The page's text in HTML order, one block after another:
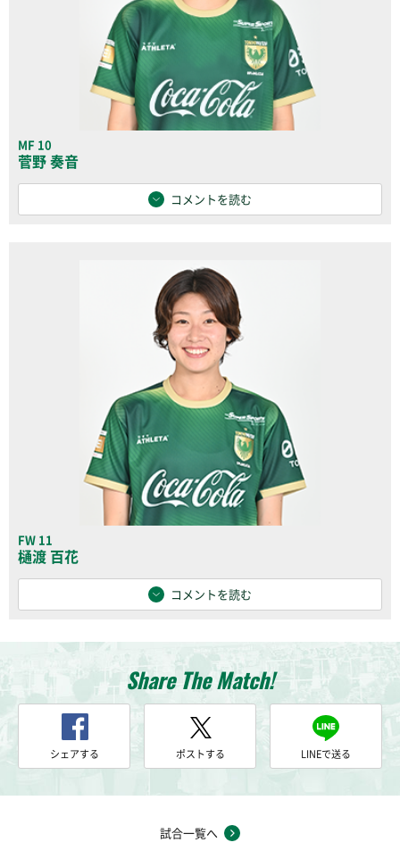
MF 10
菅野 奏音
コメントを読む
FW 11
樋渡 百花
コメントを読む
Share The Match!
シェアする ポストする LINEで送る
試合一覧へ